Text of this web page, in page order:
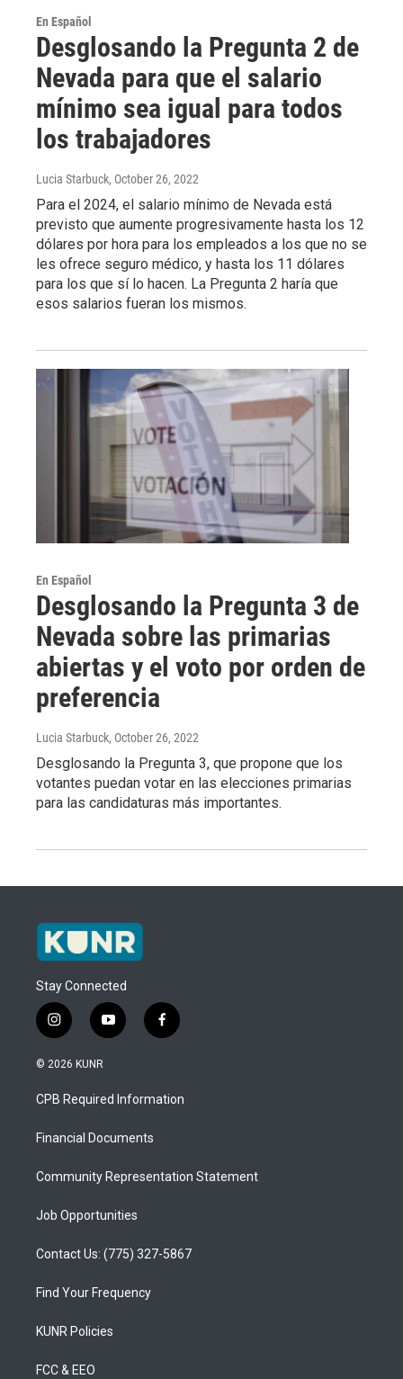
En Español
Desglosando la Pregunta 2 de
Nevada para que el salario
mínimo sea igual para todos
los trabajadores
Lucia Starbuck, October 26, 2022
Para el 2024, el salario mínimo de Nevada está
previsto que aumente progresivamente hasta los 12
dólares por hora para los empleados a los que no se
les ofrece seguro médico, y hasta los 11 dólares
para los que sí lo hacen. La Pregunta 2 haría que
esos salarios fueran los mismos.
En Español
Desglosando la Pregunta 3 de
Nevada sobre las primarias
abiertas y el voto por orden de
preferencia
Lucia Starbuck, October 26, 2022
Desglosando la Pregunta 3, que propone que los
votantes puedan votar en las elecciones primarias
para las candidaturas más importantes.
Stay Connected
i
n
s
a
g
a
y
o
u
b
f
a
b
o
© 2026 KUNR
CPB Required Information
Financial Documents
Community Representation Statement
Job Opportunities
Contact Us: (775) 327-5867
Find Your Frequency
KUNR Policies
FCC & EEO